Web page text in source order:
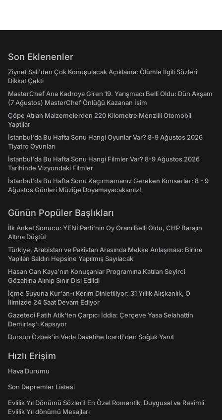
Son Eklenenler
Ziynet Sali'den Çok Konuşulacak Açıklama: Ölümle İlgili Sözleri
Dikkat Çekti
MasterChef Ana Kadroya Giren 19. Yarışmacı Belli Oldu: Dün Akşam
(7 Ağustos) MasterChef Önlüğü Kazanan İsim
Çöpe Atılan Malzemelerden 220 Kilometre Menzilli Otomobil
Yaptılar
İstanbul'da Bu Hafta Sonu Hangi Oyunlar Var? 8-9 Ağustos 2026
Tiyatro Oyunları
İstanbul'da Bu Hafta Sonu Hangi Filmler Var? 8-9 Ağustos 2026
Tarihinde Vizyondaki Filmler
İstanbul'da Bu Hafta Sonu Kaçırmamanız Gereken Konserler: 8 - 9
Ağustos Günleri Müziğe Doyamayacaksınız!
Günün Popüler Başlıkları
İlk Anket Sonucu: YENİ Parti'nin Oy Oranı Belli Oldu, CHP Barajın
Altına Düştü!
Türkiye, Arabistan ve Pakistan Arasında Mekke Anlaşması: Birine
Yapılan Saldırı Hepsine Yapılmış Sayılacak
Hasan Can Kaya’nın Konuşanlar Programına Katılan Seyirci
Gözaltına Alınıp Sınır Dışı Edildi
İçme Suyuna Kur'an-ı Kerim Dinletiliyor: 31 Yıllık Alışkanlık, O
İlimizde 24 Saat Devam Ediyor
Gazeteci Fatih Atik'ten Çarpıcı İddia: Çerçeve Yasa Selahattin
Demirtaş'ı Kapsıyor
Dursun Özbek'in Veda Davetine Icardi'den Soğuk Yanıt
Hızlı Erişim
Hava Durumu
Son Depremler Listesi
Evlilik Yıl Dönümü Sözleri! En Özel Romantik, Duygusal ve Resimli
Evlilik Yıl dönümü Mesajları